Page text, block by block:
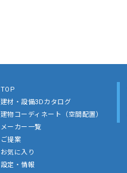
TOP
建材・設備3Dカタログ
建物コーディネート（空間配置）
メーカー一覧
ご提案
お気に入り
設定・情報